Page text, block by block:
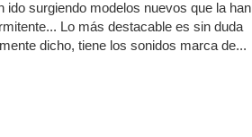
surgiendo modelos nuevos que la han
Lo más destacable es sin duda
dicho, tiene los sonidos marca de...